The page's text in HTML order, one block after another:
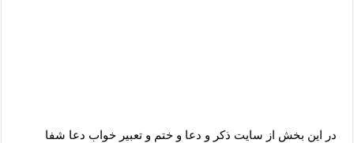
در این بخش از سایت ذکر و دعا و ختم و تعبیر خواب دعا شفا